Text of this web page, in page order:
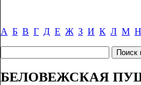
А Б В Г Д Е Ж З И К Л М Н
БЕЛОВЕЖСКАЯ